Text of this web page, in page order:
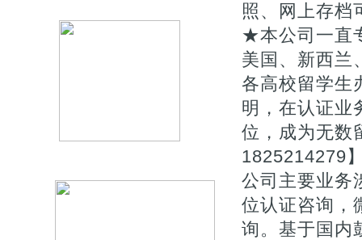
照、网上存档
★本公司一直
美国、新西兰
各高校留学生
明，在认证业
位，成为无数
1825214279
公司主要业务
位认证咨询，
询。基于国内